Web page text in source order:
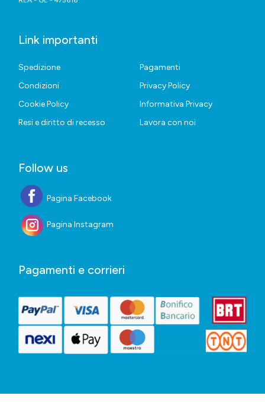
Link importanti
Spedizione
Pagamenti
Condizioni
Privacy Policy
Cookie Policy
Informativa Privacy
Resi e diritto di recesso
Lavora con noi
Follow us
Pagina Facebook
Pagina Instagram
Pagamenti e corrieri